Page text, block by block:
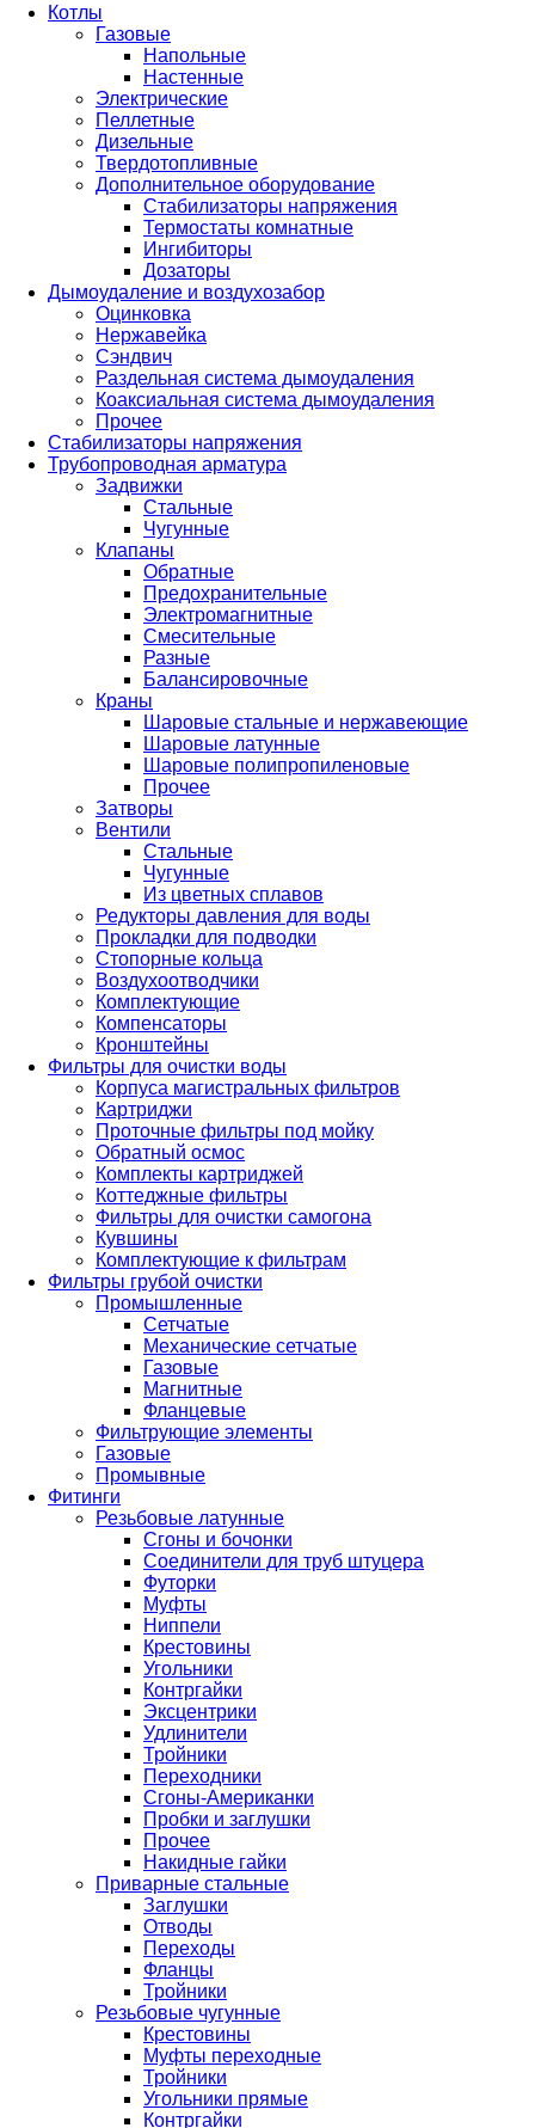
Котлы
Газовые
Напольные
Настенные
Электрические
Пеллетные
Дизельные
Твердотопливные
Дополнительное оборудование
Стабилизаторы напряжения
Термостаты комнатные
Ингибиторы
Дозаторы
Дымоудаление и воздухозабор
Оцинковка
Нержавейка
Сэндвич
Раздельная система дымоудаления
Коаксиальная система дымоудаления
Прочее
Стабилизаторы напряжения
Трубопроводная арматура
Задвижки
Стальные
Чугунные
Клапаны
Обратные
Предохранительные
Электромагнитные
Смесительные
Разные
Балансировочные
Краны
Шаровые стальные и нержавеющие
Шаровые латунные
Шаровые полипропиленовые
Прочее
Затворы
Вентили
Стальные
Чугунные
Из цветных сплавов
Редукторы давления для воды
Прокладки для подводки
Стопорные кольца
Воздухоотводчики
Комплектующие
Компенсаторы
Кронштейны
Фильтры для очистки воды
Корпуса магистральных фильтров
Картриджи
Проточные фильтры под мойку
Обратный осмос
Комплекты картриджей
Коттеджные фильтры
Фильтры для очистки самогона
Кувшины
Комплектующие к фильтрам
Фильтры грубой очистки
Промышленные
Сетчатые
Механические сетчатые
Газовые
Магнитные
Фланцевые
Фильтрующие элементы
Газовые
Промывные
Фитинги
Резьбовые латунные
Сгоны и бочонки
Соединители для труб штуцера
Футорки
Муфты
Ниппели
Крестовины
Угольники
Контргайки
Эксцентрики
Удлинители
Тройники
Переходники
Сгоны-Американки
Пробки и заглушки
Прочее
Накидные гайки
Приварные стальные
Заглушки
Отводы
Переходы
Фланцы
Тройники
Резьбовые чугунные
Крестовины
Муфты переходные
Тройники
Угольники прямые
Контргайки